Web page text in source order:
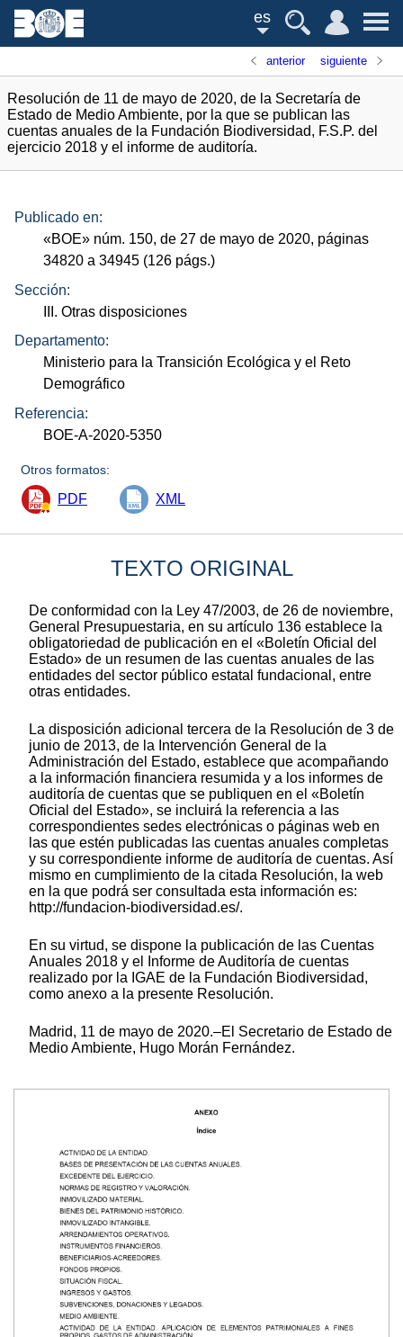
es
anterior siguiente
Resolución de 11 de mayo de 2020, de la Secretaría de
Estado de Medio Ambiente, por la que se publican las
cuentas anuales de la Fundación Biodiversidad, F.S.P. del
ejercicio 2018 y el informe de auditoría.
Publicado en:
«BOE» núm. 150, de 27 de mayo de 2020, páginas
34820 a 34945 (126 págs.)
Sección:
III. Otras disposiciones
Departamento:
Ministerio para la Transición Ecológica y el Reto
Demográfico
Referencia:
BOE-A-2020-5350
Otros formatos:
PDF XML
TEXTO ORIGINAL
De conformidad con la Ley 47/2003, de 26 de noviembre,
General Presupuestaria, en su artículo 136 establece la
obligatoriedad de publicación en el «Boletín Oficial del
Estado» de un resumen de las cuentas anuales de las
entidades del sector público estatal fundacional, entre
otras entidades.
La disposición adicional tercera de la Resolución de 3 de
junio de 2013, de la Intervención General de la
Administración del Estado, establece que acompañando
a la información financiera resumida y a los informes de
auditoría de cuentas que se publiquen en el «Boletín
Oficial del Estado», se incluirá la referencia a las
correspondientes sedes electrónicas o páginas web en
las que estén publicadas las cuentas anuales completas
y su correspondiente informe de auditoría de cuentas. Así
mismo en cumplimiento de la citada Resolución, la web
en la que podrá ser consultada esta información es:
http://fundacion-biodiversidad.es/.
En su virtud, se dispone la publicación de las Cuentas
Anuales 2018 y el Informe de Auditoría de cuentas
realizado por la IGAE de la Fundación Biodiversidad,
como anexo a la presente Resolución.
Madrid, 11 de mayo de 2020.–El Secretario de Estado de
Medio Ambiente, Hugo Morán Fernández.